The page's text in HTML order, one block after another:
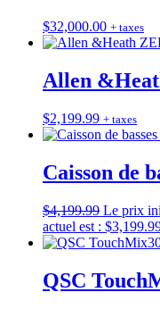
$32,000.00 + taxes
Allen
$2,199.99 + taxes
Caisson de
$4,199.99 Le prix
actuel est :
QSC